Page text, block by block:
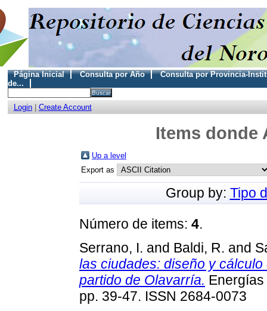
Página Inicial Consulta por Año
Consulta por Provincia-
de...
Login| Create Account
Items donde
Up a level
Export as
Group by: Tipo
Número de items: 4.
Serrano, I. and Baldi, R. and
las ciudades: diseño y
partido de Olavarría.
pp. 39-47. ISSN 2684-0073